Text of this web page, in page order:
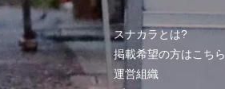
スナカラとは?
掲載希望の方はこちら
運営組織